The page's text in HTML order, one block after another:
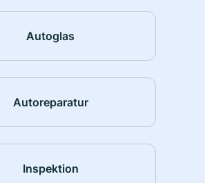
Autoglas
Autoreparatur
Inspektion